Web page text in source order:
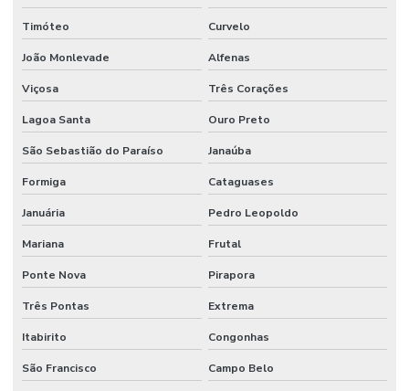
Timóteo Curvelo
João Monlevade Alfenas
Viçosa Três Corações
Lagoa Santa Ouro Preto
São Sebastião do Paraíso Janaúba
Formiga Cataguases
Januária Pedro Leopoldo
Mariana Frutal
Ponte Nova Pirapora
Três Pontas Extrema
Itabirito Congonhas
São Francisco Campo Belo